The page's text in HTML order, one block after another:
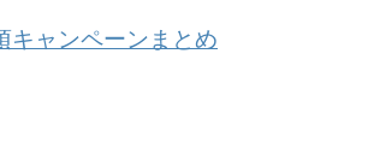
ャンペーンまとめ